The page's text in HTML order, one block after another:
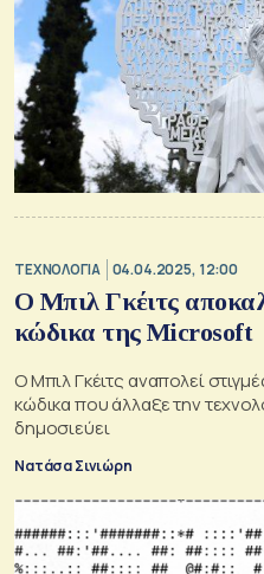
ΤΕΧΝΟΛΟΓΙΑ 04.04.2025, 12:00
Ο Μπιλ Γκέιτς
κώδικα της Microsoft
Ο Μπιλ Γκέιτς αναπολεί
κώδικα που άλλαξε την
δημοσιεύει
Νατάσα Σινιώρη